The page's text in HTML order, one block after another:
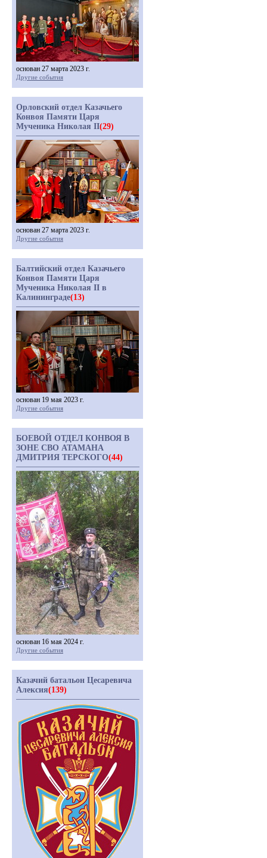
основан 27 марта 2023 г.
Другие события
Орловский отдел Казачьего
Конвоя Памяти Царя
Мученика Николая II(29)
основан 27 марта 2023 г.
Другие события
Балтийский отдел Казачьего
Конвоя Памяти Царя
Мученика Николая II в
Калининграде(13)
основан 19 мая 2023 г.
Другие события
БОЕВОЙ ОТДЕЛ КОНВОЯ В
ЗОНЕ СВО АТАМАНА
ДМИТРИЯ ТЕРСКОГО(44)
основан 16 мая 2024 г.
Другие события
Казачий батальон Цесаревича
Алексия(139)